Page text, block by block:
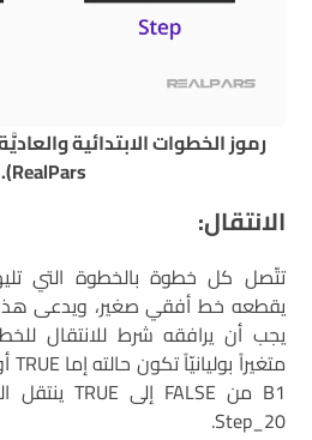
رموز الخطوات الابتدائية
RealPars).
الانتقال:
تتّصل كل خطوة بالخطوة التي
يقطعه خط أفقي صغير، ويدعى هذا
Step_20.